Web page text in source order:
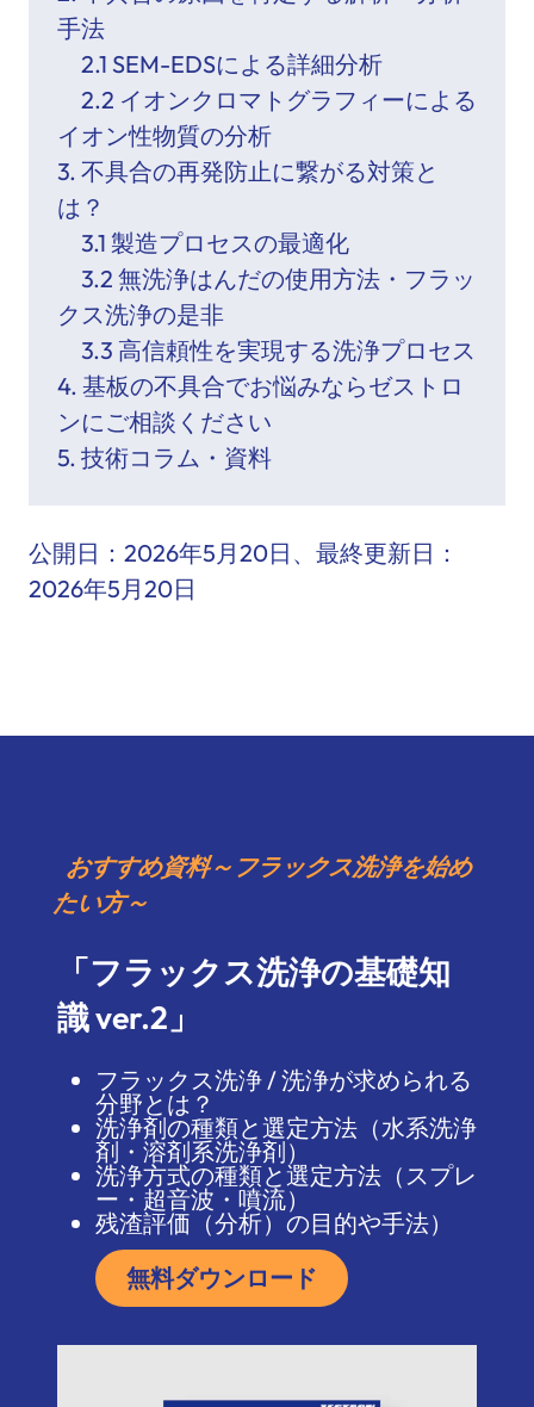
手法
2.1 SEM-EDSによる詳細分析
2.2 イオンクロマトグラフィーによる
イオン性物質の分析
3. 不具合の再発防止に繋がる対策と
は？
3.1 製造プロセスの最適化
3.2 無洗浄はんだの使用方法・フラッ
クス洗浄の是非
3.3 高信頼性を実現する洗浄プロセス
4. 基板の不具合でお悩みならゼストロ
ンにご相談ください
5. 技術コラム・資料
公開日： 2026年5月20日 、最終更新日：
2026年5月20日
おすすめ資料～フラックス洗浄を始め
たい方～
「フラックス洗浄の基礎知
識 ver.2」
フラックス洗浄 / 洗浄が求められる
分野とは？
洗浄剤の種類と選定方法（水系洗浄
剤・溶剤系洗浄剤）
洗浄方式の種類と選定方法（スプレ
ー・超音波・噴流）
残渣評価（分析）の目的や手法）
無料ダウンロード